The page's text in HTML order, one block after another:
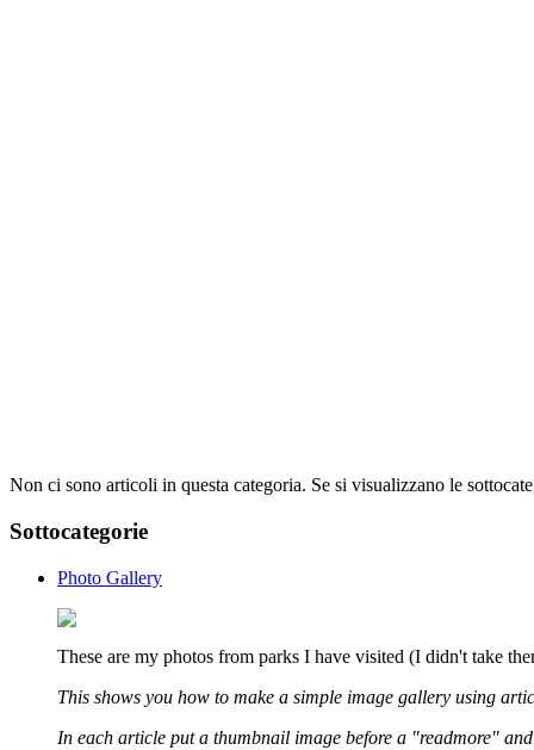
Non ci sono articoli in questa categoria. Se si visualizzano le
Sottocategorie
Photo Gallery
These are my photos from parks I have visited (I didn't take
This shows you how to make a simple image gallery using
In each article put a thumbnail image before a "readmore"